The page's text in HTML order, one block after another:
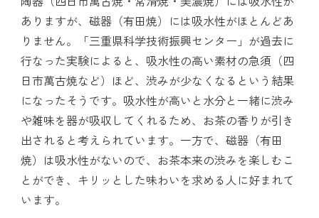
ありますが、磁器（有田焼）には吸水性がほとんどあ
りません。「三重県科学技術振興センター」が過去に
行なった実験によると、吸水性の高い素材の急須（四
日市萬古焼など）ほど、渋みが少なくなるという結果
になったそうです。吸水性が高いと水分と一緒に渋み
や雑味を器が吸収してくれるため、お茶の香りが引き
出されると考えられています。一方で、磁器（有田
焼）は吸水性がないので、お茶本来の渋みを楽しむこ
とができ、キリッとした味わいを求める人に好まれて
います。